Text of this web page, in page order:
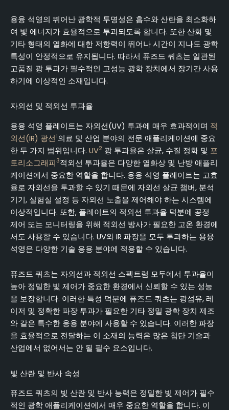
용융 석영의 뛰어난 광학적 투명성은 흡수와 산란을 최소화하
여 빛 에너지가 효율적으로 투과되도록 합니다. 또한 산화 및
기타 형태의 열화에 대한 저항력이 뛰어나 시간이 지나도 광학
특성이 안정적으로 유지됩니다. 따라서 퓨즈드 쿼츠는 일관된
고품질 광 투과가 필수적인 고성능 광학 장치에서 장기간 사용
하기에 이상적인 소재입니다.
자외선 및 적외선 투과율
용융 석영 플레이트는 자외선(UV) 투과에 매우 효과적이며 적
외선(IR) 광선 1의료 및 산업 분야의 전문 애플리케이션에 중요
한 두 가지 범위입니다. UV2 광 투과율은 살균, 수질 정화 및 포
토리소그래피3적외선 투과율은 다양한 열화상 및 난방 애플리
케이션에서 중요한 역할을 합니다. 용융 석영 플레이트는 고효
율로 자외선을 투과할 수 있기 때문에 자외선 살균 챔버, 분석
기기, 실험실 설정 등 자외선 노출을 제어해야 하는 시스템에
이상적입니다. 또한, 플레이트의 적외선 투과율 덕분에 공정
제어 또는 모니터링을 위해 적외선 방사가 필요한 고온 환경에
서도 사용할 수 있습니다. UV와 IR 파장을 모두 투과하는 용융
석영은 다양한 기술 응용 분야에 적용할 수 있습니다.
퓨즈드 쿼츠는 자외선과 적외선 스펙트럼 모두에서 투과율이
높아 정밀한 빛 제어가 중요한 환경에서 신뢰할 수 있는 성능
을 보장합니다. 이러한 특성 덕분에 퓨즈드 쿼츠는 광섬유, 레
이저 및 정확한 파장 투과가 필요한 기타 정밀 광학 장치 제조
와 같은 특수한 응용 분야에 사용할 수 있습니다. 이러한 파장
을 효율적으로 전달하는 이 소재의 능력은 많은 첨단 기술과
산업에서 없어서는 안 될 필수 요소입니다.
빛 산란 및 반사 속성
퓨즈드 쿼츠의 빛 산란 및 반사 능력은 정밀한 빛 제어가 필수
적인 광학 애플리케이션에서 매우 중요한 역할을 합니다. 이